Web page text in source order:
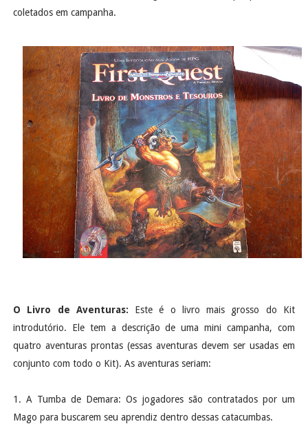
coletados em campanha.
O Livro de Aventuras: Este é o livro mais grosso do Kit
introdutório. Ele tem a descrição de uma mini campanha, com
quatro aventuras prontas (essas aventuras devem ser usadas em
conjunto com todo o Kit). As aventuras seriam:
1. A Tumba de Demara: Os jogadores são contratados por um
Mago para buscarem seu aprendiz dentro dessas catacumbas.